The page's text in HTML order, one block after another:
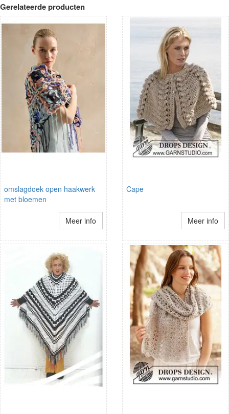
Gerelateerde producten
omslagdoek open haakwerk
met bloemen
Meer info
Cape
Meer info